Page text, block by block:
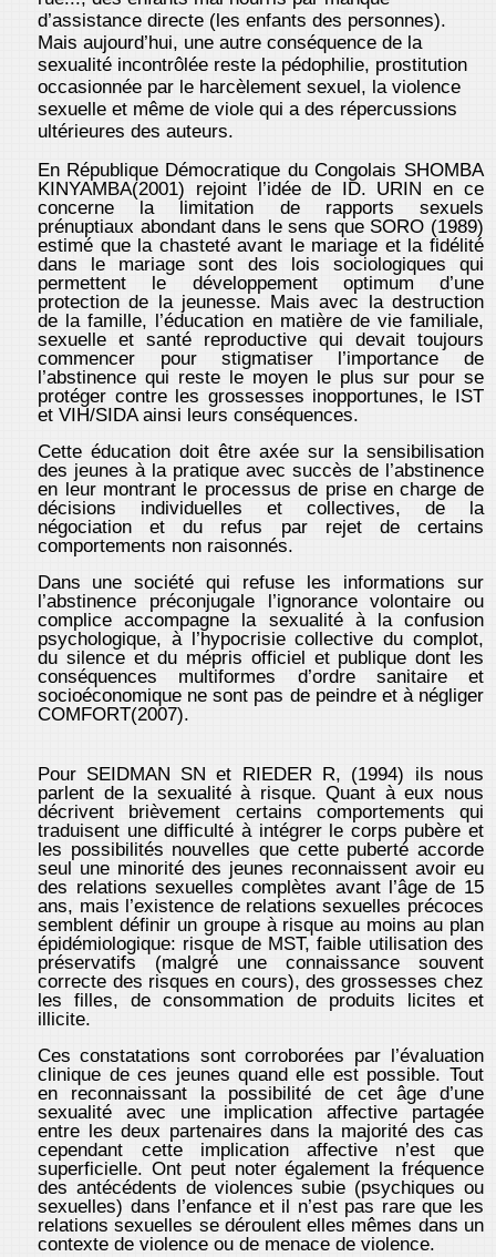
d’assistance directe (les enfants des personnes).
Mais aujourd’hui, une autre conséquence de la
sexualité incontrôlée reste la pédophilie, prostitution
occasionnée par le harcèlement sexuel, la violence
sexuelle et même de viole qui a des répercussions
ultérieures des auteurs.
En République Démocratique du Congolais SHOMBA
KINYAMBA(2001) rejoint l’idée de ID. URIN en ce
concerne la limitation de rapports sexuels
prénuptiaux abondant dans le sens que SORO (1989)
estimé que la chasteté avant le mariage et la fidélité
dans le mariage sont des lois sociologiques qui
permettent le développement optimum d’une
protection de la jeunesse. Mais avec la destruction
de la famille, l’éducation en matière de vie familiale,
sexuelle et santé reproductive qui devait toujours
commencer pour stigmatiser l’importance de
l’abstinence qui reste le moyen le plus sur pour se
protéger contre les grossesses inopportunes, le IST
et VIH/SIDA ainsi leurs conséquences.
Cette éducation doit être axée sur la sensibilisation
des jeunes à la pratique avec succès de l’abstinence
en leur montrant le processus de prise en charge de
décisions individuelles et collectives, de la
négociation et du refus par rejet de certains
comportements non raisonnés.
Dans une société qui refuse les informations sur
l’abstinence préconjugale l’ignorance volontaire ou
complice accompagne la sexualité à la confusion
psychologique, à l’hypocrisie collective du complot,
du silence et du mépris officiel et publique dont les
conséquences multiformes d’ordre sanitaire et
socioéconomique ne sont pas de peindre et à négliger
COMFORT(2007).
Pour SEIDMAN SN et RIEDER R, (1994) ils nous
parlent de la sexualité à risque. Quant à eux nous
décrivent brièvement certains comportements qui
traduisent une difficulté à intégrer le corps pubère et
les possibilités nouvelles que cette puberté accorde
seul une minorité des jeunes reconnaissent avoir eu
des relations sexuelles complètes avant l’âge de 15
ans, mais l’existence de relations sexuelles précoces
semblent définir un groupe à risque au moins au plan
épidémiologique: risque de MST, faible utilisation des
préservatifs (malgré une connaissance souvent
correcte des risques en cours), des grossesses chez
les filles, de consommation de produits licites et
illicite.
Ces constatations sont corroborées par l’évaluation
clinique de ces jeunes quand elle est possible. Tout
en reconnaissant la possibilité de cet âge d’une
sexualité avec une implication affective partagée
entre les deux partenaires dans la majorité des cas
cependant cette implication affective n’est que
superficielle. Ont peut noter également la fréquence
des antécédents de violences subie (psychiques ou
sexuelles) dans l’enfance et il n’est pas rare que les
relations sexuelles se déroulent elles mêmes dans un
contexte de violence ou de menace de violence.